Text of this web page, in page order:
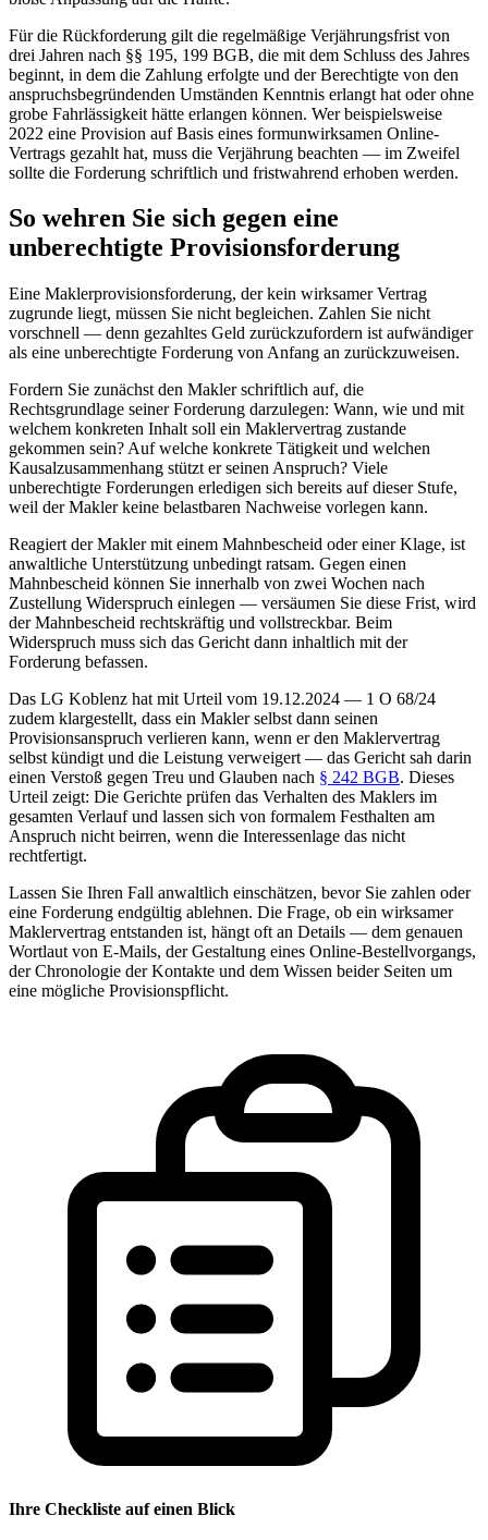
Für die Rückforderung gilt die regelmäßige Verjährungsfrist von
drei Jahren nach §§ 195, 199 BGB, die mit dem Schluss des Jahres
beginnt, in dem die Zahlung erfolgte und der Berechtigte von den
anspruchsbegründenden Umständen Kenntnis erlangt hat oder ohne
grobe Fahrlässigkeit hätte erlangen können. Wer beispielsweise
2022 eine Provision auf Basis eines formunwirksamen Online-
Vertrags gezahlt hat, muss die Verjährung beachten — im Zweifel
sollte die Forderung schriftlich und fristwahrend erhoben werden.
So wehren Sie sich gegen eine
unberechtigte Provisionsforderung
Eine Maklerprovisionsforderung, der kein wirksamer Vertrag
zugrunde liegt, müssen Sie nicht begleichen. Zahlen Sie nicht
vorschnell — denn gezahltes Geld zurückzufordern ist aufwändiger
als eine unberechtigte Forderung von Anfang an zurückzuweisen.
Fordern Sie zunächst den Makler schriftlich auf, die
Rechtsgrundlage seiner Forderung darzulegen: Wann, wie und mit
welchem konkreten Inhalt soll ein Maklervertrag zustande
gekommen sein? Auf welche konkrete Tätigkeit und welchen
Kausalzusammenhang stützt er seinen Anspruch? Viele
unberechtigte Forderungen erledigen sich bereits auf dieser Stufe,
weil der Makler keine belastbaren Nachweise vorlegen kann.
Reagiert der Makler mit einem Mahnbescheid oder einer Klage, ist
anwaltliche Unterstützung unbedingt ratsam. Gegen einen
Mahnbescheid können Sie innerhalb von zwei Wochen nach
Zustellung Widerspruch einlegen — versäumen Sie diese Frist, wird
der Mahnbescheid rechtskräftig und vollstreckbar. Beim
Widerspruch muss sich das Gericht dann inhaltlich mit der
Forderung befassen.
Das LG Koblenz hat mit Urteil vom 19.12.2024 — 1 O 68/24
zudem klargestellt, dass ein Makler selbst dann seinen
Provisionsanspruch verlieren kann, wenn er den Maklervertrag
selbst kündigt und die Leistung verweigert — das Gericht sah darin
einen Verstoß gegen Treu und Glauben nach § 242 BGB. Dieses
Urteil zeigt: Die Gerichte prüfen das Verhalten des Maklers im
gesamten Verlauf und lassen sich von formalem Festhalten am
Anspruch nicht beirren, wenn die Interessenlage das nicht
rechtfertigt.
Lassen Sie Ihren Fall anwaltlich einschätzen, bevor Sie zahlen oder
eine Forderung endgültig ablehnen. Die Frage, ob ein wirksamer
Maklervertrag entstanden ist, hängt oft an Details — dem genauen
Wortlaut von E-Mails, der Gestaltung eines Online-Bestellvorgangs,
der Chronologie der Kontakte und dem Wissen beider Seiten um
eine mögliche Provisionspflicht.
Ihre Checkliste auf einen Blick